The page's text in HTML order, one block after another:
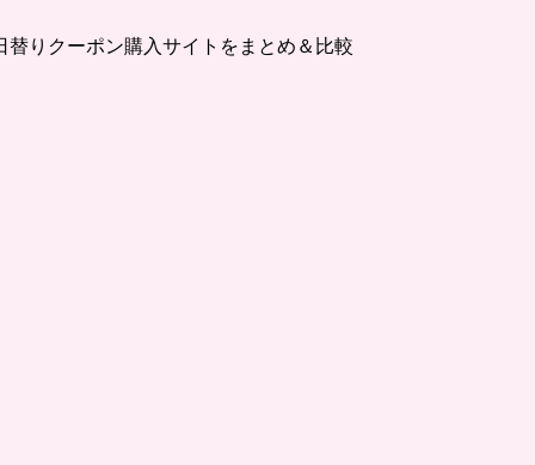
りクーポン購入サイトをまとめ＆比較